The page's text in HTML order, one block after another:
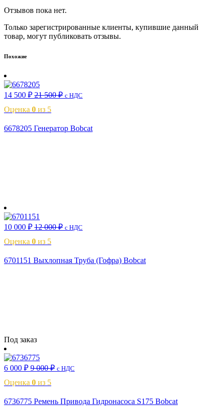
Отзывов пока нет.
Только зарегистрированные клиенты, купившие данный
товар, могут публиковать отзывы.
Похожие
14 500 ₽ 21 500₽ с НДС
Оценка 0 из 5
6678205 Генератор Bobcat
10 000 ₽ 12 000₽ с НДС
Оценка 0 из 5
6701151 Выхлопная Труба (Гофра) Bobcat
Под заказ
6 000 ₽ 9 000₽ с НДС
Оценка 0 из 5
6736775 Ремень Привода Гидронасоса S175 Bobcat